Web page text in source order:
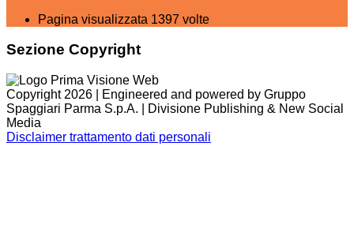
Pagina visualizzata 1397 volte
Sezione Copyright
Copyright 2026 | Engineered and powered by Gruppo
Spaggiari Parma S.p.A. | Divisione Publishing & New Social
Media
Disclaimer trattamento dati personali